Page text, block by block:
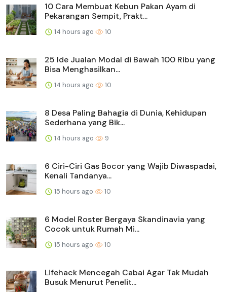
10 Cara Membuat Kebun Pakan Ayam di
Pekarangan Sempit, Prakt...
14 hours ago 10
25 Ide Jualan Modal di Bawah 100 Ribu yang
Bisa Menghasilkan...
14 hours ago 10
8 Desa Paling Bahagia di Dunia, Kehidupan
Sederhana yang Bik...
14 hours ago 9
6 Ciri-Ciri Gas Bocor yang Wajib Diwaspadai,
Kenali Tandanya...
15 hours ago 10
6 Model Roster Bergaya Skandinavia yang
Cocok untuk Rumah Mi...
15 hours ago 10
Lifehack Mencegah Cabai Agar Tak Mudah
Busuk Menurut Penelit...